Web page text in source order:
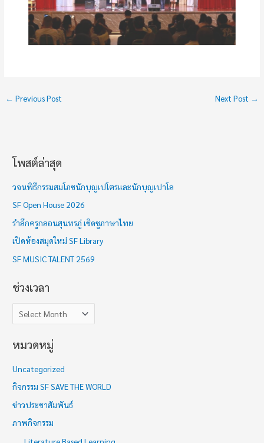
← Previous Post Next Post →
โพสต์ล่าสุด
วจนพิธีกรรมสมโภชนักบุญเปโตรและนักบุญเปาโล
SF Open House 2026
รำลึกครูกลอนสุนทรภู่ เชิดชูภาษาไทย
เปิดห้องสมุดใหม่ SF Library
SF MUSIC TALENT 2569
ช่วงเวลา
ช่
ง
เ
ว
ล
า
หมวดหมู่
Uncategorized
กิจกรรม SF SAVE THE WORLD
ข่าวประชาสัมพันธ์
ภาพกิจกรรม